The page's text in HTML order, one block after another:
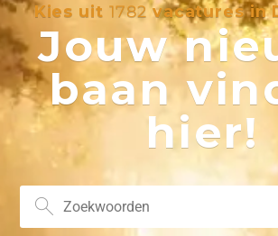
Kies uit 1782vacatures in
Jouw
baan
hier!